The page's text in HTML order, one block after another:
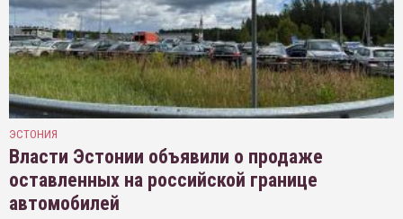
ЭСТОНИЯ
Власти Эстонии объявили о продаже
оставленных на российской границе
автомобилей